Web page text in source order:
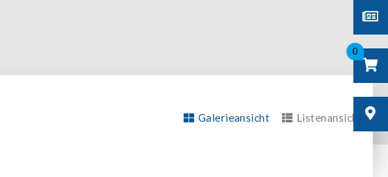
0
Galerieansicht Listenansicht